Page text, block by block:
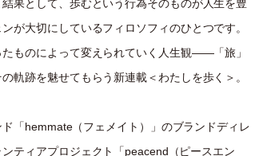
果として、歩むという行為そのものが人生を豊
が大切にしているフィロソフィのひとつです。
ものによって変えられていく人生観——「旅」
軌跡を魅せてもらう新連載＜わたしを歩く＞。
「hemmate（フェメイト）」のブランドディレ
ティアプロジェクト「peacend（ピースエン